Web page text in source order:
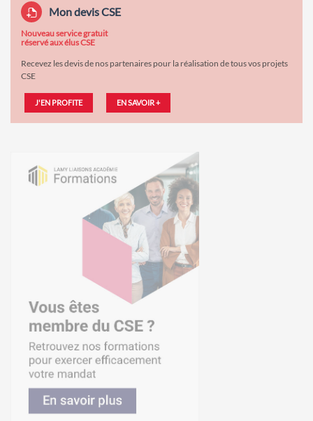
Mon devis CSE
Nouveau service gratuit
réservé aux élus CSE
Recevez les devis de nos partenaires pour la réalisation de tous vos projets
CSE
J'EN PROFITE EN SAVOIR +